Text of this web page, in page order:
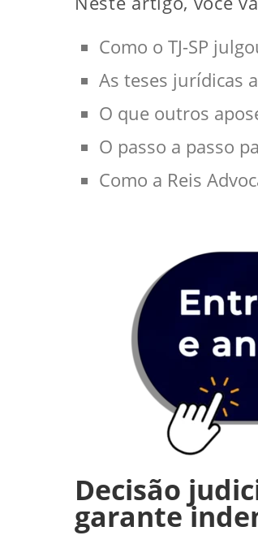
Como o TJ-SP
As teses jurídicas
O que outros
O passo a passo
Como a Reis
Decisão
garante